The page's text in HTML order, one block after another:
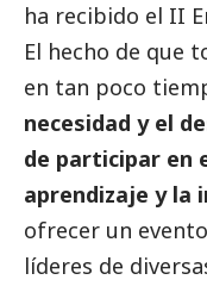
ha recibido el II
El hecho de que
en tan poco
necesidad y el
de participar en
aprendizaje y la
ofrecer un
líderes de